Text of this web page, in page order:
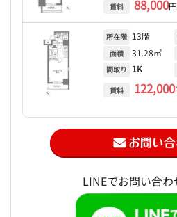
賃料 88,000円
所在階 13階
面積 31.28㎡
間取り 1K
賃料 122,000
LINEでお問い合